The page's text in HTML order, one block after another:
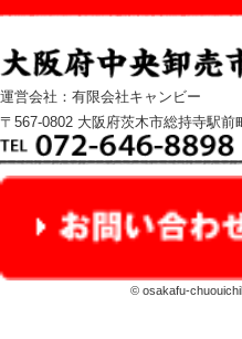
運営会社：有限会社キャンビー
〒567-0802 大阪府茨木市総持寺駅前
© osakafu-